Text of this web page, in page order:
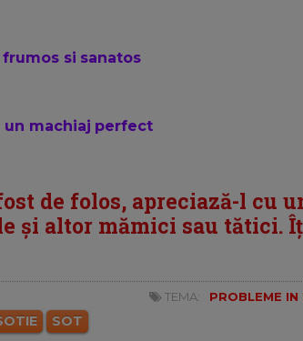
si sanatos
machiaj perfect
de folos, apreciază-l cu
și altor mămici sau tătici.
SOT
TEMA: PROBLEME IN